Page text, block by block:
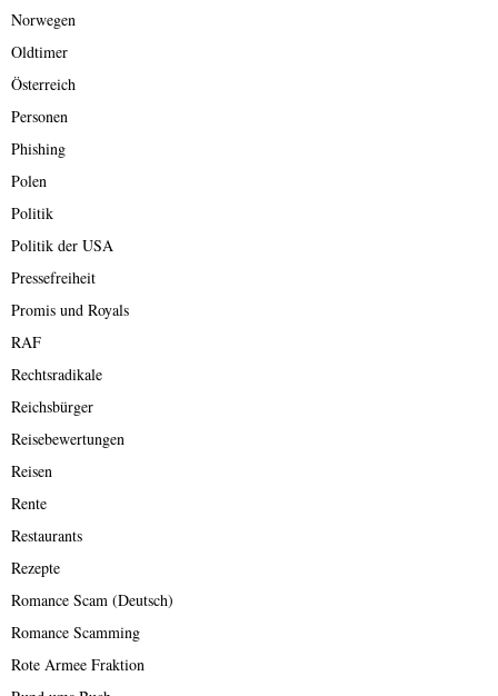
Norwegen
Oldtimer
Österreich
Personen
Phishing
Polen
Politik
Politik der USA
Pressefreiheit
Promis und Royals
RAF
Rechtsradikale
Reichsbürger
Reisebewertungen
Reisen
Rente
Restaurants
Rezepte
Romance Scam (Deutsch)
Romance Scamming
Rote Armee Fraktion